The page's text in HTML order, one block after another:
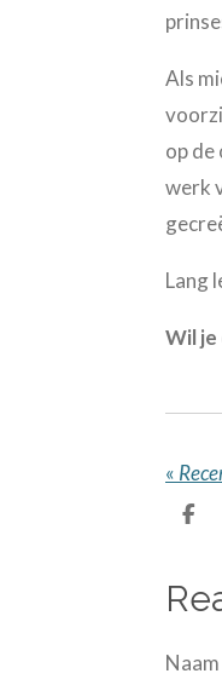
Als
op
werk
Lang
Wil je
«
D
e
n
Naam